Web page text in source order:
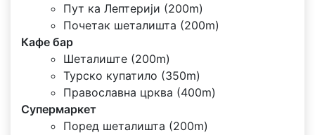
Пут ка Лептерији (200m)
Почетак шеталишта (200m)
Кафе бар
Шеталиште (200m)
Турско купатило (350m)
Православна црква (400m)
Супермаркет
Поред шеталишта (200m)